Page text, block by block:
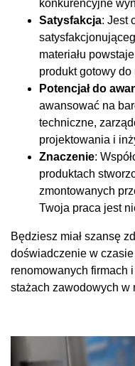
konkurencyjne
Satysfakcja: Jest
materiału
produkt gotowy do
Potencjał do
awansować na
techniczne,
projektowania i
Znaczenie:
produktach
zmontowanych
Twoja praca jest
Będziesz miał szansę
doświadczenie w
renomowanych firmach
stażach zawodowych w